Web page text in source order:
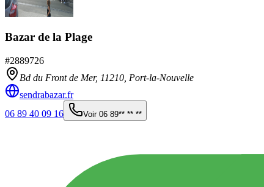
Bazar de la Plage
#2889726
Bd du Front de Mer, 11210 Port-la-Nouvelle
sendrabazar.fr
06 89 40 09 16
Voir 06 89** ** **